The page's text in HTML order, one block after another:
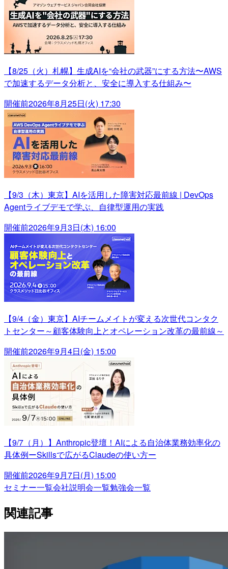
【8/25（火）札幌】生成AIを“会社の武器”にする方法〜AWS
で加速するデータ分析と、安全に導入する仕組み〜
開催前2026年8月25日(火) 17:30
【9/3（木）東京】AIを活用した障害対応最前線 | DevOps
Agentライブデモで学ぶ、自律型運用の実践
開催前2026年9月3日(木) 16:00
【9/4（金）東京】AIチームメイトが変える次世代コンタク
トセンター～顧客体験向上とオペレーション改革の最前線～
開催前2026年9月4日(金) 15:00
【9/7（月）】Anthropic登壇！AIによる自治体業務効率化の
具体例ーSkillsで広がるClaudeの使い方ー
開催前2026年9月7日(月) 15:00
セミナー一覧会社説明会一覧勉強会一覧
関連記事